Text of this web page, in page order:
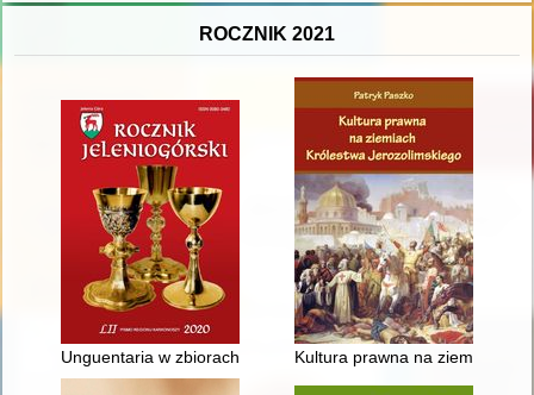
ROCZNIK 2021
Unguentaria w zbiorach Muzeum Karkonoskiego w Jeleniej
Kultura prawna na ziemiach